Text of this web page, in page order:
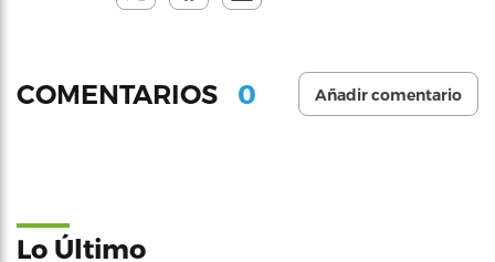
COMENTARIOS 0 Añadir comentario
Lo Último